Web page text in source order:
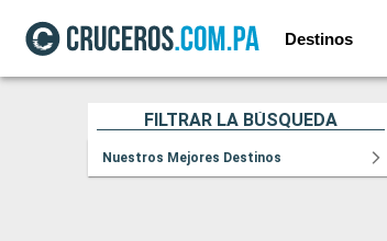
Destinos
FILTRAR LA BÚSQUEDA
Nuestros Mejores Destinos